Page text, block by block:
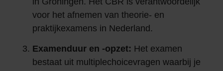
voor het afnemen van theorie- en
praktijkexamens in Nederland.
Examenduur en -opzet: Het examen
bestaat uit multiplechoicevragen waarbij je